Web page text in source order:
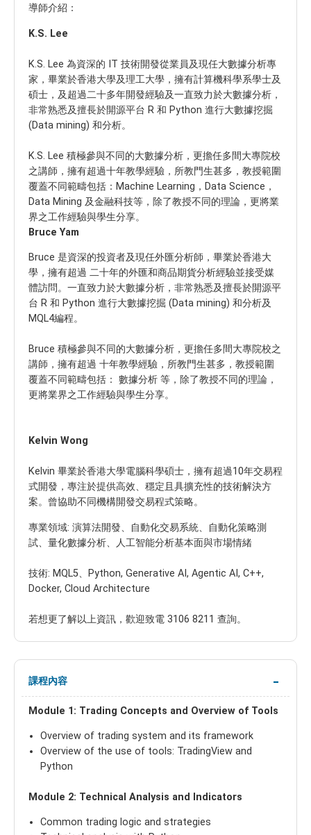
導師介紹：
K.S. Lee
K.S. Lee 為資深的 IT 技術開發從業員及現任大數據分析專
家，畢業於香港大學及理工大學，擁有計算機科學系學士及
碩士，及超過二十多年開發經驗及一直致力於大數據分析，
非常熟悉及擅長於開源平台 R 和 Python 進行大數據挖掘
(Data mining) 和分析。
K.S. Lee 積極參與不同的大數據分析，更擔任多間大專院校
之講師，擁有超過十年教學經驗，所教門生甚多，教授範圍
覆蓋不同範疇包括：Machine Learning，Data Science，
Data Mining 及金融科技等，除了教授不同的理論，更將業
界之工作經驗與學生分享。
Bruce Yam
Bruce 是資深的投資者及現任外匯分析師，畢業於香港大
學，擁有超過 二十年的外匯和商品期貨分析經驗並接受媒
體訪問。一直致力於大數據分析，非常熟悉及擅長於開源平
台 R 和 Python 進行大數據挖掘 (Data mining) 和分析及
MQL4編程。
Bruce 積極參與不同的大數據分析，更擔任多間大專院校之
講師，擁有超過 十年教學經驗，所教門生甚多，教授範圍
覆蓋不同範疇包括： 數據分析 等，除了教授不同的理論，
更將業界之工作經驗與學生分享。
Kelvin Wong
Kelvin 畢業於香港大學電腦科學碩士，擁有超過10年交易程
式開發，專注於提供高效、穩定且具擴充性的技術解決方
案。曾協助不同機構開發交易程式策略。
專業領域: 演算法開發、自動化交易系統、自動化策略測
試、量化數據分析、人工智能分析基本面與市場情緒
技術: MQL5、Python, Generative AI, Agentic AI, C++,
Docker, Cloud Architecture
若想更了解以上資訊，歡迎致電 3106 8211 查詢。
課程內容
Module 1: Trading Concepts and Overview of Tools
Overview of trading system and its framework
Overview of the use of tools: TradingView and
Python
Module 2: Technical Analysis and Indicators
Common trading logic and strategies